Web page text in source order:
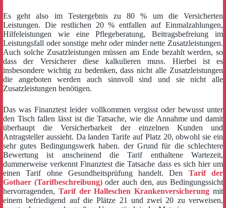
Es geht also im Testergebnis zu 80 % um die Versicherten
Leistungen. Die restlichen 20 % entfallen auf Einmalzahlungen,
Hilfeleistungen wie eine Pflegeberatung, Beitragsbefreiung im
Leistungsfall oder sonstige mehr oder minder nette Zusatzleistungen.
Auch solche Zusatzleistungen müssen am Ende bezahlt werden, so
dass der Versicherer diese kalkulieren muss. Hierbei ist es
insbesondere wichtig zu bedenken, dass nicht alle Zusatzleistungen
die angeboten werden auch sinnvoll sind und sie nicht alle
Zusatzleistungen benötigen.
Das was Finanztest leider vollkommen vergisst oder bewusst unter
den Tisch fallen lässt ist die Tatsache, wie die Annahme und damit
überhaupt die Versicherbarkeit der einzelnen Kunden und
Antragsteller aussieht. Da landen Tarife auf Platz 20, obwohl sie ein
sehr gutes Bedingungswerk haben. der Grund für die schlechtere
Bewertung ist anscheinend die Tarif enthaltene Wartezeit,
dummerweise verkennt Finanztest die Tatsache dass es sich hier um
einen Tarif ohne Gesundheitsprüfung handelt. Den Tarif der
Gothaer (Tarifbeschreibung)oder auch den, aus Bedingungssicht
hervorragenden, Tarif der Halleschen Krankenversicherung mit
einem befriedigend auf die Plätze 21 und zwei 20 zu verweisen,